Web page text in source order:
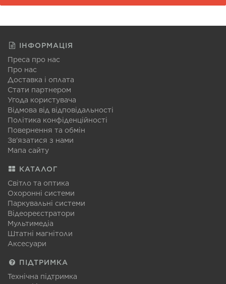
ІНФОРМАЦІЯ
Преса про нас
Про нас
Доставка і оплата
Стати партнером
Угода користувача
Відмова від відповідальності
Політика конфіденційності
Повернення та обмін
Зв'язатися з нами
Мапа сайту
КАТАЛОГ
Світло та оптика
Охоронні системи
Паркувальні системи
Відеореєстратори
Мультимедіа
Штатні магнітоли
Аксесуари
ПІДТРИМКА
Технічна підтримка